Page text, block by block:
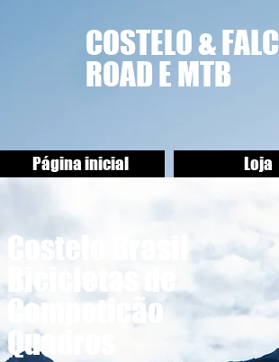
COSTELO &
ROAD E MTB
Página inicial Loja
Costelo Brasil
Bicicletas de
Competição
Quadros